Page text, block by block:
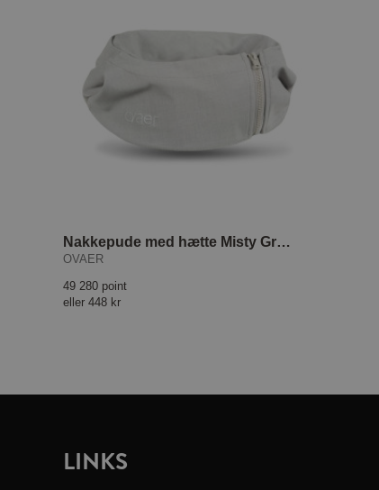
Nakkepude med hætte Misty Grey
OVAER
49 280 point
eller 448 kr
LINKS